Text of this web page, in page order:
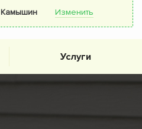
Камышин Изменить
Услуги